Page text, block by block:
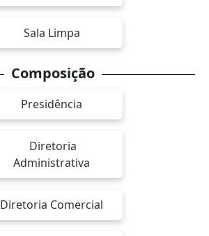
Sala Limpa
Composição
Presidência
Diretoria
Administrativa
Diretoria Comercial